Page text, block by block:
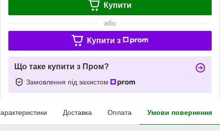
Купити
або
Купити з
Що таке купити з Пром?
Замовлення під захистом
Доставка Оплата Умови повернення